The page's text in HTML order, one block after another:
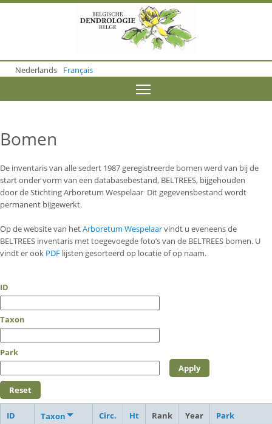
o
m
n
n
t
Nederlands Français
Bomen
De inventaris van alle sedert 1987 geregistreerde bomen werd van bij de
start onder vorm van een databasebestand, BELTREES, bijgehouden
door de Stichting Arboretum Wespelaar Dit gegevensbestand wordt
permanent bijgewerkt.
Op de website van hetArboretum Wespelaarvindt u eveneens de
BELTREES inventaris met toegevoegde foto’s van de BELTREES bomen. U
vindt er ook PDF lijsten gesorteerd op locatie of op naam.
ID
Taxon
Park
ID Taxon Circ. Ht Rank Year Park